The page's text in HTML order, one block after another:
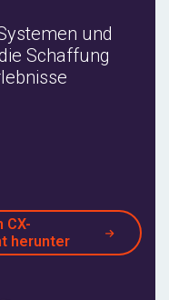
und
Schaffung
CX-
herunter